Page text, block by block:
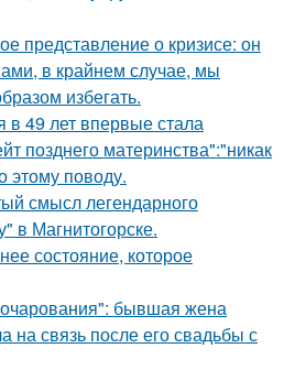
представление о кризисе: он
в крайнем случае, мы
избегать.
в 49 лет впервые стала
позднего материнства":"никак
этому поводу.
смысл легендарного
в Магнитогорске.
состояние, которое
бывшая жена
на связь после его свадьбы с